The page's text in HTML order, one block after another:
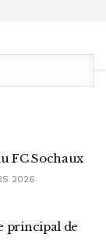
FC Sochaux
2026
principal de